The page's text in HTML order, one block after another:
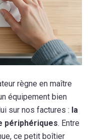
règne en maître
équipement bien
sur nos factures : la
périphériques. Entre
ce petit boîtier